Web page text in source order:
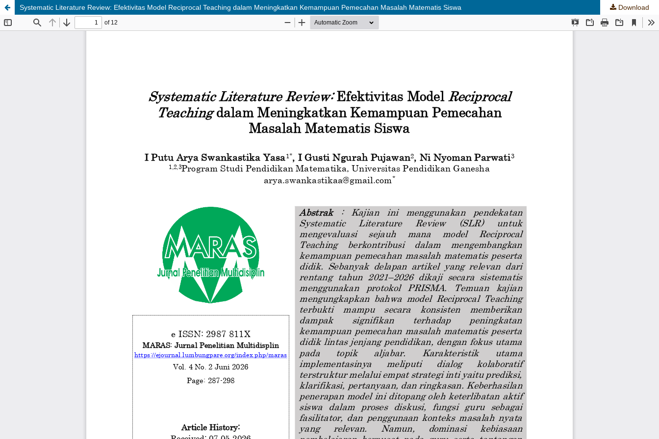
Systematic Literature Review: Efektivitas Model Reciprocal Teaching dalam Meningkatkan Kemampuan Pemecahan Masalah Matematis Siswa Download